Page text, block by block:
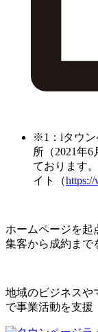
※1：iタウン
所（2021年
ております
イト（
ホームページを起
集客から成約まで
地域のビジネスや
で事業活動を支援